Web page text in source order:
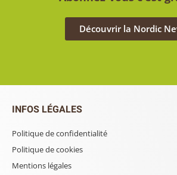
Découvrir la Nordic
INFOS LÉGALES
Politique de confidentialité
Politique de cookies
Mentions légales